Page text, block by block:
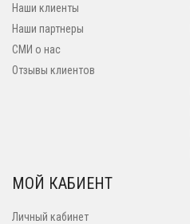
Наши клиенты
Наши партнеры
СМИ о нас
Отзывы клиентов
МОЙ КАБИЕНТ
Личный кабинет